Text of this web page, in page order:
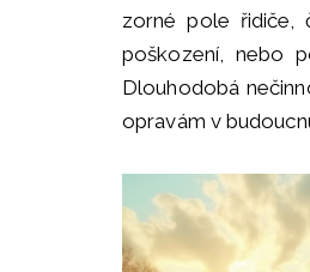
zorné pole řidiče,
poškození, nebo
Dlouhodobá
opravám v